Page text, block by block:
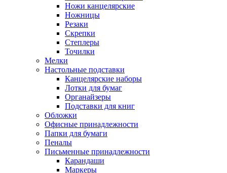
Ножи канцелярские
Ножницы
Резаки
Скрепки
Степлеры
Точилки
Мелки
Настольные подставки
Канцелярские наборы
Лотки для бумаг
Органайзеры
Подставки для книг
Обложки
Офисные принадлежности
Папки для бумаги
Пеналы
Письменные принадлежности
Карандаши
Маркеры